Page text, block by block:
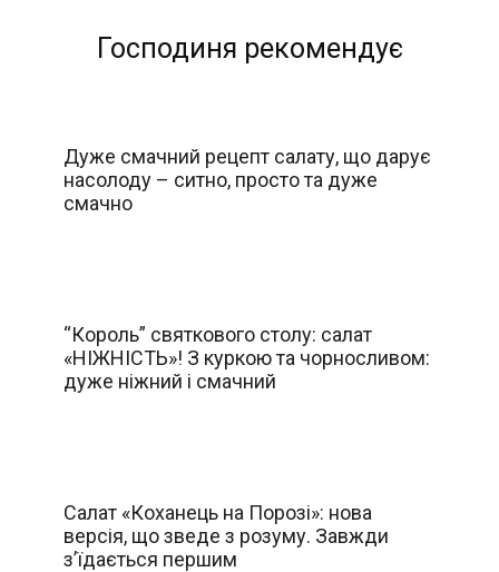
Господиня рекомендує
Дуже смачний рецепт салату, що дарує
насолоду – ситно, просто та дуже
смачно
“Король” святкового столу: салат
«НІЖНІСТЬ»! З куркою та чорносливом:
дуже ніжний і смачний
Салат «Коханець на Порозі»: нова
версія, що зведе з розуму. Завжди
з’їдається першим